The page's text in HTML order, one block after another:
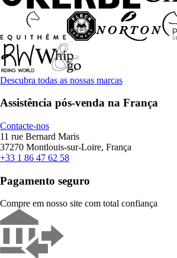
Descubra todas as nossas marcas
Assistência pós-venda na França
Contacte-nos
11 rue Bernard Maris
37270 Montlouis-sur-Loire, França
+33 1 86 47 62 58
Pagamento seguro
Compre em nosso site com total confiança